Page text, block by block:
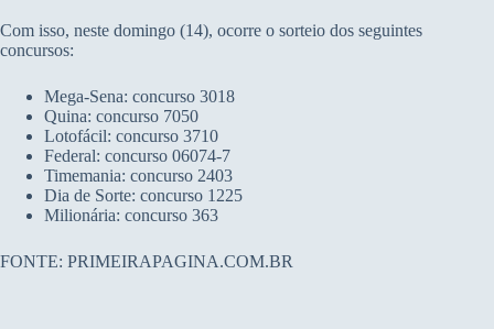
Com isso, neste domingo (14), ocorre o sorteio dos seguintes
concursos:
Mega-Sena: concurso 3018
Quina: concurso 7050
Lotofácil: concurso 3710
Federal: concurso 06074-7
Timemania: concurso 2403
Dia de Sorte: concurso 1225
Milionária: concurso 363
FONTE: PRIMEIRAPAGINA.COM.BR